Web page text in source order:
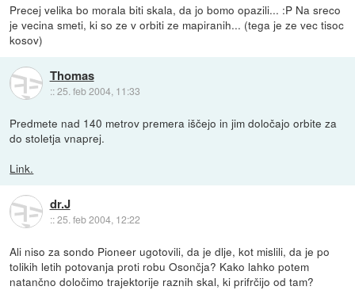
Precej velika bo morala biti skala, da jo bomo opazili... :P Na sreco
je vecina smeti, ki so ze v orbiti ze mapiranih... (tega je ze vec tisoc
kosov)
Thomas
::25. feb 2004, 11:33
Predmete nad 140 metrov premera iščejo in jim določajo orbite za
do stoletja vnaprej.
Link.
dr.J
::25. feb 2004, 12:22
Ali niso za sondo Pioneer ugotovili, da je dlje, kot mislili, da je po
tolikih letih potovanja proti robu Osončja? Kako lahko potem
natančno določimo trajektorije raznih skal, ki prifrčijo od tam?